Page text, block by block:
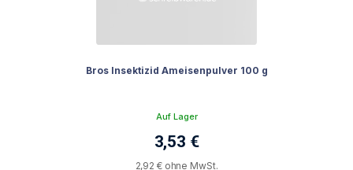
Bros Insektizid Ameisenpulver 100 g
Auf Lager
3,53 €
2,92 € ohne MwSt.